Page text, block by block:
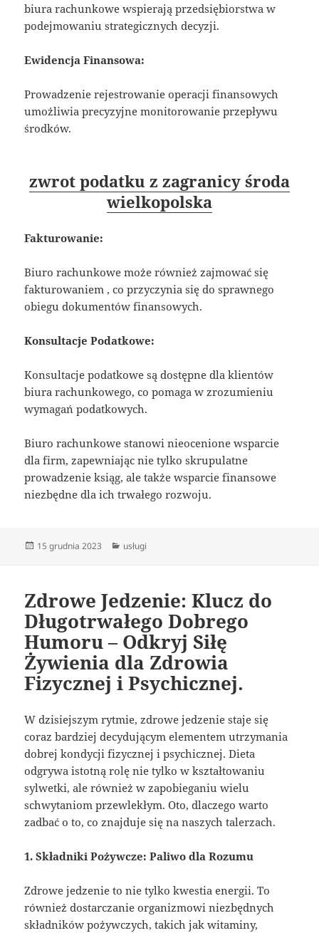
biura rachunkowe wspierają przedsiębiorstwa w
podejmowaniu strategicznych decyzji.
Ewidencja Finansowa:
Prowadzenie rejestrowanie operacji finansowych
umożliwia precyzyjne monitorowanie przepływu
środków.
zwrot podatku z zagranicy środa
wielkopolska
Fakturowanie:
Biuro rachunkowe może również zajmować się
fakturowaniem , co przyczynia się do sprawnego
obiegu dokumentów finansowych.
Konsultacje Podatkowe:
Konsultacje podatkowe są dostępne dla klientów
biura rachunkowego, co pomaga w zrozumieniu
wymagań podatkowych.
Biuro rachunkowe stanowi nieocenione wsparcie
dla firm, zapewniając nie tylko skrupulatne
prowadzenie ksiąg, ale także wsparcie finansowe
niezbędne dla ich trwałego rozwoju.
Data
15 grudnia 2023 Kategorie
usługi
Zdrowe Jedzenie: Klucz do
Długotrwałego Dobrego
Humoru – Odkryj Siłę
Żywienia dla Zdrowia
Fizycznej i Psychicznej.
W dzisiejszym rytmie, zdrowe jedzenie staje się
coraz bardziej decydującym elementem utrzymania
dobrej kondycji fizycznej i psychicznej. Dieta
odgrywa istotną rolę nie tylko w kształtowaniu
sylwetki, ale również w zapobieganiu wielu
schwytaniom przewlekłym. Oto, dlaczego warto
zadbać o to, co znajduje się na naszych talerzach.
1. Składniki Pożywcze: Paliwo dla Rozumu
Zdrowe jedzenie to nie tylko kwestia energii. To
również dostarczanie organizmowi niezbędnych
składników pożywczych, takich jak witaminy,